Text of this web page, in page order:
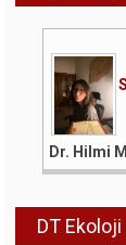
Dr. Hilmi
DT Ekoloji